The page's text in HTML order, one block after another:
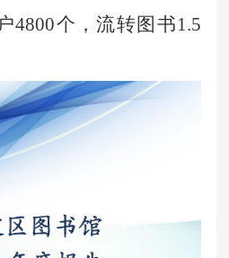
4800个，流转图书1.5